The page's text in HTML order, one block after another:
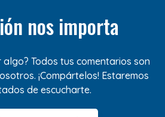
nos importa
Todos tus comentarios son
¡Compártelos! Estaremos
de escucharte.